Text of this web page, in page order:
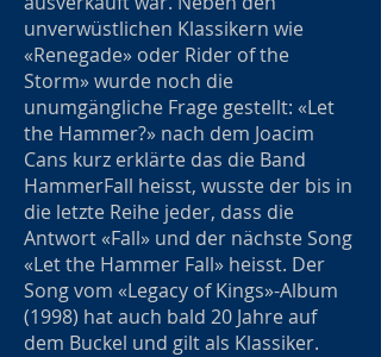
unverwüstlichen Klassikern wie
«Renegade» oder Rider of the
Storm» wurde noch die
unumgängliche Frage gestellt: «Let
the Hammer?» nach dem Joacim
Cans kurz erklärte das die Band
HammerFall heisst, wusste der bis in
die letzte Reihe jeder, dass die
Antwort «Fall» und der nächste Song
«Let the Hammer Fall» heisst. Der
Song vom «Legacy of Kings»-Album
(1998) hat auch bald 20 Jahre auf
dem Buckel und gilt als Klassiker.